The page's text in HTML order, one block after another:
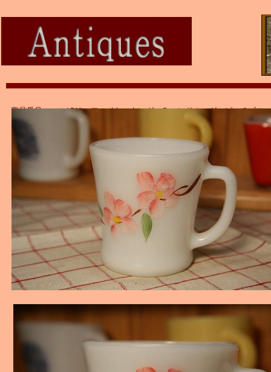
商品番号：ａｔ1782 ファイヤーキング Ｄハンドルマグ ピーチブロ